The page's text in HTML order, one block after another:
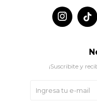

¡Suscribite y